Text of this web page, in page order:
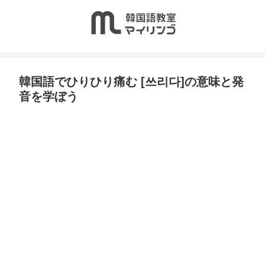
韓国語でひりひり痛む [쓰리다]の意味と発
音を学ぼう